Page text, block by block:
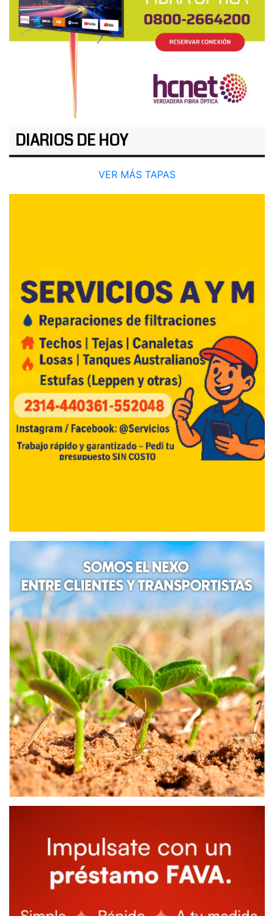
DIARIOS DE HOY
VER MÁS TAPAS